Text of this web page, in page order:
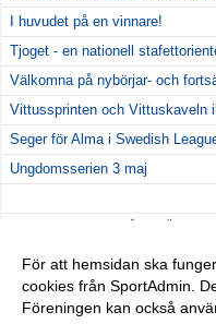
I huvudet på en vinnare!
Tjoget - en nationell
Välkomna på nybörjar- och
Vittussprinten och Vittuskaveln
Seger för Alma i Swedish
Ungdomsserien 3 maj
Funktionärer till Dackefejden
Äntligen är
Klädleverans!
För att hemsidan ska
cookies från SportAdmin.
Föreningen kan också